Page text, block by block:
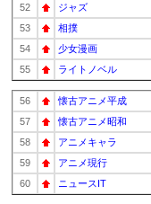
52
ジャズ
53
相撲
54
少女漫画
55
ライトノベル
56 懐古アニメ平成
57
懐古アニメ昭和
58
アニメキャラ
59
アニメ現行
60
ニュースIT